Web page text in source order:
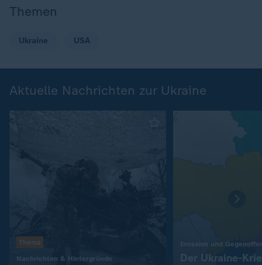
Themen
Ukraine USA
Aktuelle Nachrichten zur Ukraine
Thema
Nachrichten & Hintergründe
Invasion und
Der Ukraine-